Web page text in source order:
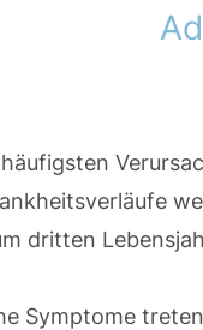
dritten
Symptome